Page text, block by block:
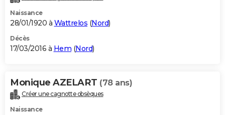
Naissance
28/01/1920 à Wattrelos (Nord)
Décès
17/03/2016 à Hem (Nord)
Monique AZELART (78 ans)
Créer une cagnotte obsèques
Naissance